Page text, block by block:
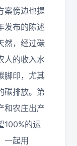
案傍边也提
发布的陈述
然，经过碳
人的收入水
脚印，尤其
碳排放。第
和农庄出产
100%的运
一起用